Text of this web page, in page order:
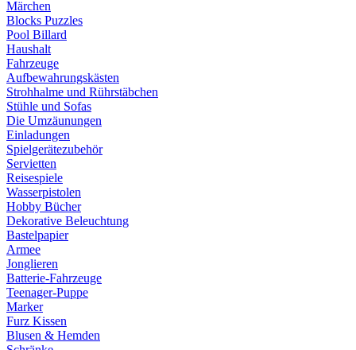
Märchen
Blocks Puzzles
Pool Billard
Haushalt
Fahrzeuge
Aufbewahrungskästen
Strohhalme und Rührstäbchen
Stühle und Sofas
Die Umzäunungen
Einladungen
Spielgerätezubehör
Servietten
Reisespiele
Wasserpistolen
Hobby Bücher
Dekorative Beleuchtung
Bastelpapier
Armee
Jonglieren
Batterie-Fahrzeuge
Teenager-Puppe
Marker
Furz Kissen
Blusen & Hemden